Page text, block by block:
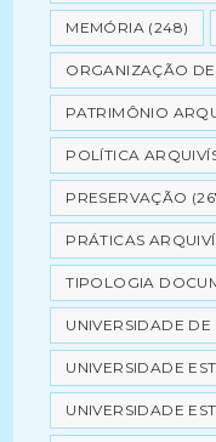
MEMÓRIA (248)
ORGANIZAÇÃO
PATRIMÔNIO
POLÍTICA
PRESERVAÇÃO
PRÁTICAS
TIPOLOGIA
UNIVERSIDADE
UNIVERSIDADE
UNIVERSIDADE